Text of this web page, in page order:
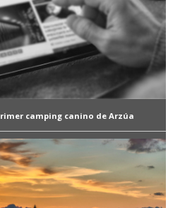
camping canino de Arzúa